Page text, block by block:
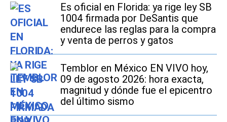
Es oficial en Florida: ya rige ley SB
1004 firmada por DeSantis que
endurece las reglas para la compra
y venta de perros y gatos
Temblor en México EN VIVO hoy,
09 de agosto 2026: hora exacta,
magnitud y dónde fue el epicentro
del último sismo